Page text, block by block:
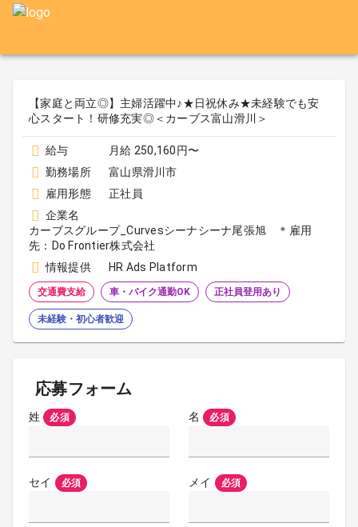
【家庭と両立◎】主婦活躍中♪★日祝休み★未経験でも安
心スタート！研修充実◎＜カーブス富山滑川＞
給与
月給 250,160円〜
勤務場所
富山県滑川市
雇用形態
正社員
企業名
カーブスグループ_Curvesシーナシーナ尾張旭 ＊雇用
先：Do Frontier株式会社
情報提供
HR Ads Platform
交通費支給 車・バイク通勤OK 正社員登用あり
未経験・初心者歓迎
応募フォーム
姓 必須 名 必須
セイ 必須 メイ 必須